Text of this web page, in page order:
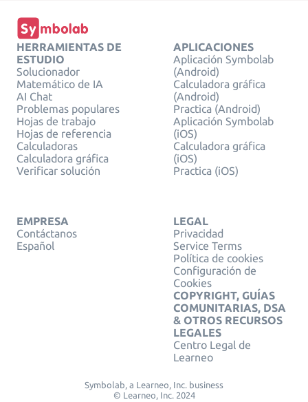
HERRAMIENTAS DE
ESTUDIO
Solucionador
Matemático de IA
AI Chat
Problemas populares
Hojas de trabajo
Hojas de referencia
Calculadoras
Calculadora gráfica
Verificar solución
APLICACIONES
Aplicación Symbolab
(Android)
Calculadora gráfica
(Android)
Practica (Android)
Aplicación Symbolab
(iOS)
Calculadora gráfica
(iOS)
Practica (iOS)
EMPRESA
Contáctanos
Español
LEGAL
Privacidad
Service Terms
Política de cookies
Configuración de
Cookies
COPYRIGHT, GUÍAS
COMUNITARIAS, DSA
& OTROS RECURSOS
LEGALES
Centro Legal de
Learneo
Symbolab, a Learneo, Inc. business
© Learneo, Inc. 2024